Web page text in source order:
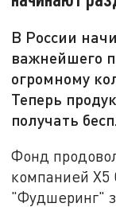
В России
важнейшего
огромному
Теперь
получать
Фонд
компанией X5
"Фудшеринг"